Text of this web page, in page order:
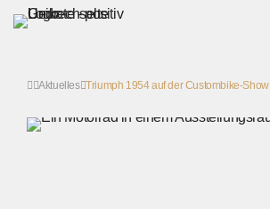
Aktuelles Triumph 1954 auf der Custombike-Show